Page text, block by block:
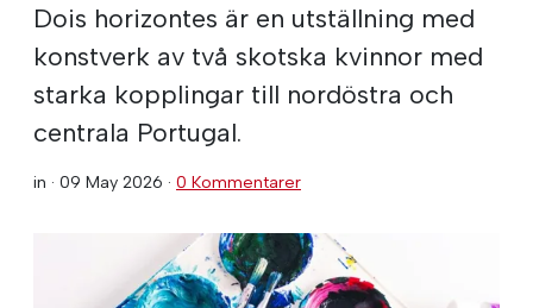
Dois horizontes är en utställning med
konstverk av två skotska kvinnor med
starka kopplingar till nordöstra och
centrala Portugal.
in · 09 May 2026 · 0 Kommentarer